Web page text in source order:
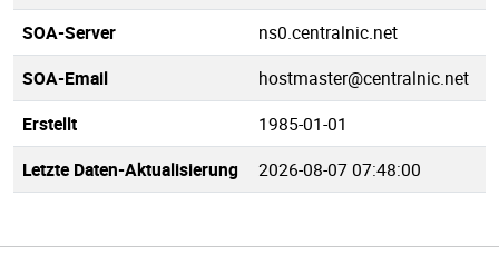
SOA-Server
ns0.centralnic.net
SOA-Email
hostmaster@centralnic.net
Erstellt
1985-01-01
Letzte Daten-Aktualisierung
2026-08-07 07:48:00